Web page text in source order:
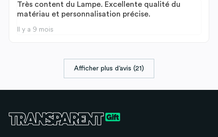
Très content du Lampe. Excellente qualité du
matériau et personnalisation précise.
Il y a 9 mois
Afficher plus d‘avis (21)